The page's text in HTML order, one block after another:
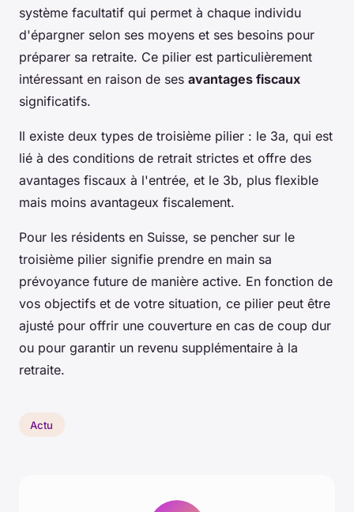
système facultatif qui permet à chaque individu
d'épargner selon ses moyens et ses besoins pour
préparer sa retraite. Ce pilier est particulièrement
intéressant en raison de ses avantages fiscaux
significatifs.
Il existe deux types de troisième pilier : le 3a, qui est
lié à des conditions de retrait strictes et offre des
avantages fiscaux à l'entrée, et le 3b, plus flexible
mais moins avantageux fiscalement.
Pour les résidents en Suisse, se pencher sur le
troisième pilier signifie prendre en main sa
prévoyance future de manière active. En fonction de
vos objectifs et de votre situation, ce pilier peut être
ajusté pour offrir une couverture en cas de coup dur
ou pour garantir un revenu supplémentaire à la
retraite.
Actu